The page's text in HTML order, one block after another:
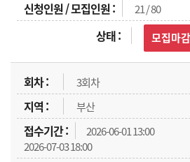
21 / 80
모집마감
3회차
부산
2026-06-01 13:00
2026-07-03 18:00